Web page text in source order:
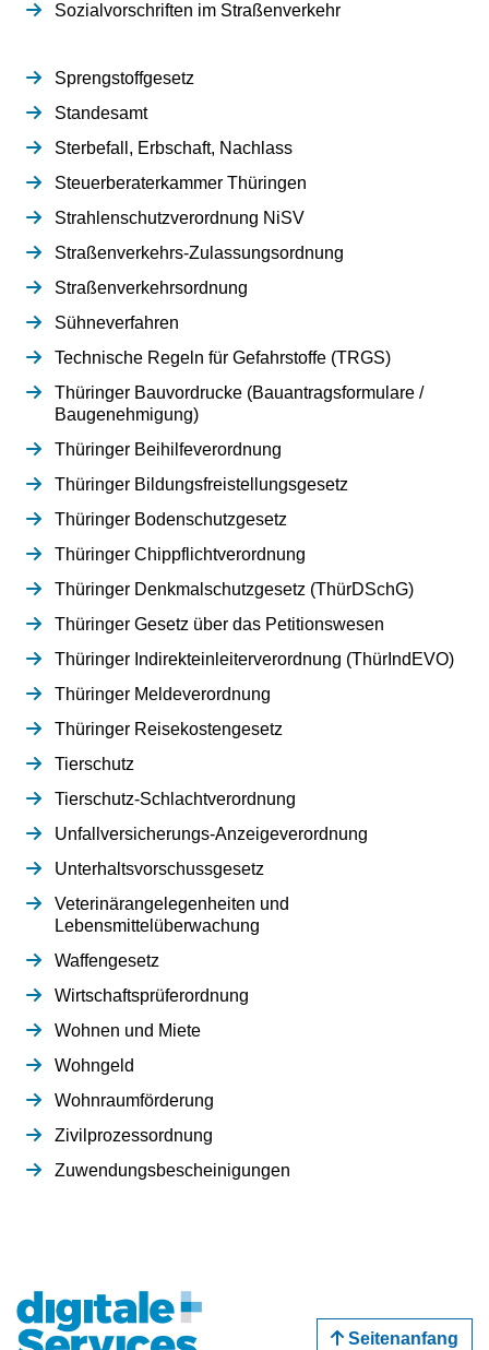
Sozialvorschriften im Straßenverkehr
Sprengstoffgesetz
Standesamt
Sterbefall, Erbschaft, Nachlass
Steuerberaterkammer Thüringen
Strahlenschutzverordnung NiSV
Straßenverkehrs-Zulassungsordnung
Straßenverkehrsordnung
Sühneverfahren
Technische Regeln für Gefahrstoffe (TRGS)
Thüringer Bauvordrucke (Bauantragsformulare /
Baugenehmigung)
Thüringer Beihilfeverordnung
Thüringer Bildungsfreistellungsgesetz
Thüringer Bodenschutzgesetz
Thüringer Chippflichtverordnung
Thüringer Denkmalschutzgesetz (ThürDSchG)
Thüringer Gesetz über das Petitionswesen
Thüringer Indirekteinleiterverordnung (ThürIndEVO)
Thüringer Meldeverordnung
Thüringer Reisekostengesetz
Tierschutz
Tierschutz-Schlachtverordnung
Unfallversicherungs-Anzeigeverordnung
Unterhaltsvorschussgesetz
Veterinärangelegenheiten und
Lebensmittelüberwachung
Waffengesetz
Wirtschaftsprüferordnung
Wohnen und Miete
Wohngeld
Wohnraumförderung
Zivilprozessordnung
Zuwendungsbescheinigungen
Seitenanfang